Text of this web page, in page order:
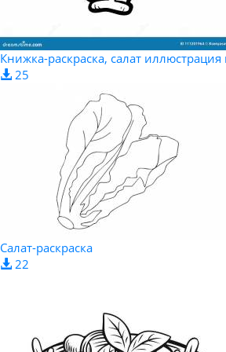
Книжка-раскраска, салат иллюстрация
25
Салат-раскраска
22